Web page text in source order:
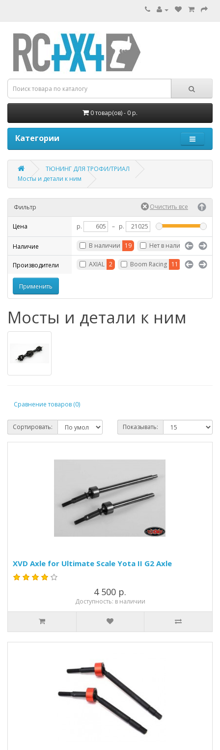
0 товар(ов) - 0 р.
Категории
ТЮНИНГ ДЛЯ ТРОФИ/ТРИАЛ
Мосты и детали к ним
Фильтр
Цена р. – р.
Наличие В наличии 19 Нет в наличии 41
Производители AXIAL 2 Boom Racing 11 CROSS
Мосты и детали к ним
Сравнение товаров (0)
Сортировать: Показывать:
XVD Axle for Ultimate Scale Yota II G2 Axle
4 500 р.
Доступность: в наличии